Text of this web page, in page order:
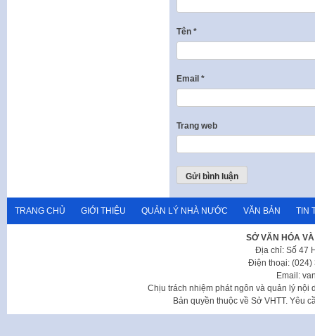
Tên *
Email *
Trang web
TRANG CHỦ GIỚI THIỆU QUẢN LÝ NHÀ NƯỚC VĂN BẢN TIN
SỞ VĂN HÓA
Địa chỉ: Số 47
Điện thoại: (024)
Email:
Chịu trách nhiệm phát ngôn và quản lý nội
Bản quyền thuộc về Sở VHTT. Yêu